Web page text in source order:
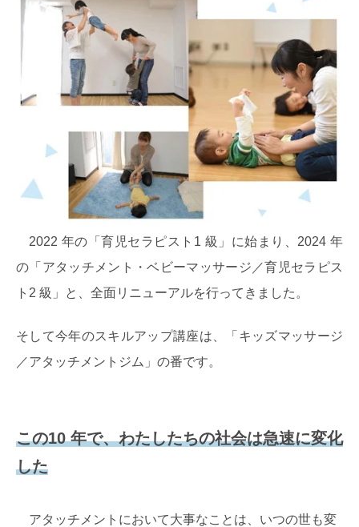
2022 年の「育児セラピスト1 級」に始まり、2024 年
の「アタッチメント・ベビーマッサージ／育児セラ ピス
ト2 級」と、全面リニューアルを行ってきました。
そして今年のスキルアップ講座は、「キッズマッサージ
／アタッチメントジム」の番です。
この10 年で、わたしたちの社会は急速に変化
した
アタッチメントにおいて大事なことは、いつの世も変